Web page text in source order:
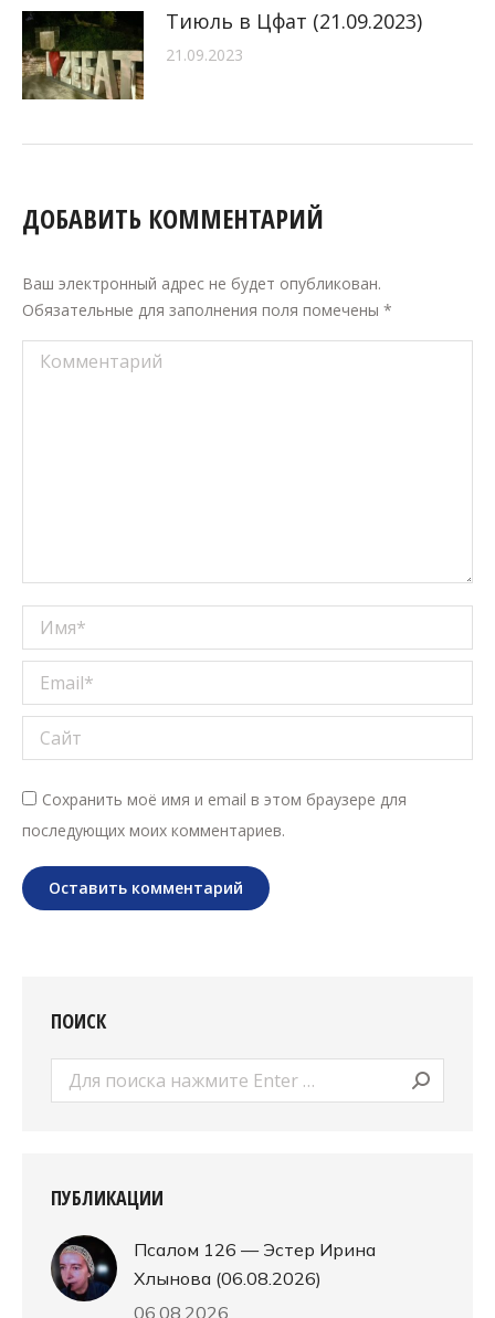
Тиюль в Цфат (21.09.2023)
21.09.2023
ДОБАВИТЬ КОММЕНТАРИЙ
Ваш электронный адрес не будет опубликован.
Обязательные для заполнения поля помечены *
Комментарий
Имя *
Email *
Сайт
Сохранить моё имя и email в этом браузере для
последующих моих комментариев.
Оставить комментарий
ПОИСК
Поиск:
ПУБЛИКАЦИИ
Псалом 126 — Эстер Ирина
Хлынова (06.08.2026)
06.08.2026